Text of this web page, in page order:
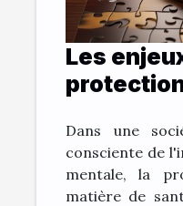
Les
mentale
Dans une
consciente de
mentale, la
matière de